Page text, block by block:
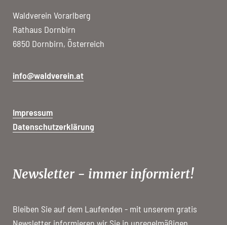
Waldverein Vorarlberg
Rathaus Dornbirn
6850 Dornbirn, Österreich
info@waldverein.at
Impressum
Datenschutzerklärung
Newsletter - immer informiert!
Bleiben Sie auf dem Laufenden - mit unserem gratis